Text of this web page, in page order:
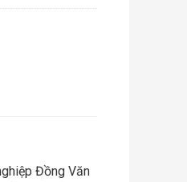
Đồng Văn